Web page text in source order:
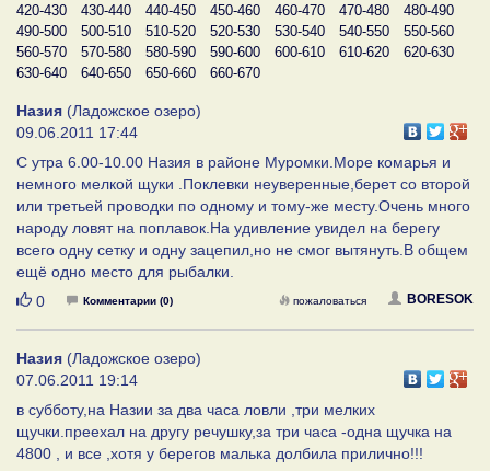
420-430
430-440 440-450 450-460 460-470 470-480
480-490
490-500
500-510 510-520 520-530 530-540 540-550
550-560
560-570
570-580 580-590 590-600 600-610 610-620
620-630
630-640
640-650 650-660 660-670
Назия (Ладожское озеро)
09.06.2011 17:44
С утра 6.00-10.00 Назия в районе Муромки.Море комарья и
немного мелкой щуки .Поклевки неуверенные,берет со второй
или третьей проводки по одному и тому-же месту.Очень много
народу ловят на поплавок.На удивление увидел на берегу
всего одну сетку и одну зацепил,но не смог вытянуть.В общем
ещё одно место для рыбалки.
Нравится
0 Комментарии (0) BORESOK
пожаловаться
Назия (Ладожское озеро)
07.06.2011 19:14
в субботу,на Назии за два часа ловли ,три мелких
щучки.преехал на другу речушку,за три часа -одна щучка на
4800 , и все ,хотя у берегов малька долбила прилично!!!